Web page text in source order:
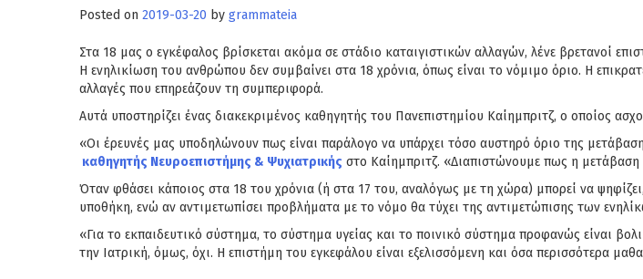
Posted on 2019-03-20 by grammateia
Στα 18 μας ο εγκέφαλος βρίσκεται ακόμα σε στάδιο καταιγιστικών αλλαγών, λένε βρετανοί
Η ενηλικίωση του ανθρώπου δεν συμβαίνει στα 18 χρόνια, όπως είναι το νόμιμο όριο. Η
αλλαγές που επηρεάζουν τη συμπεριφορά.
Αυτά υποστηρίζει ένας διακεκριμένος καθηγητής του Πανεπιστημίου Καίημπριτζ, ο οποίος
«Οι έρευνές μας υποδηλώνουν πως είναι παράλογο να υπάρχει τόσο αυστηρό όριο της
καθηγητής Νευροεπιστήμης & Ψυχιατρικής στο Καίημπριτζ. «Διαπιστώνουμε πως η μετάβαση
Όταν φθάσει κάποιος στα 18 του χρόνια (ή στα 17 του, αναλόγως με τη χώρα) μπορεί να
υποθήκη, ενώ αν αντιμετωπίσει προβλήματα με το νόμο θα τύχει της αντιμετώπισης των
«Για το εκπαιδευτικό σύστημα, το σύστημα υγείας και το ποινικό σύστημα προφανώς είναι
την Ιατρική, όμως, όχι. Η επιστήμη του εγκεφάλου είναι εξελισσόμενη και όσα περισσότερα